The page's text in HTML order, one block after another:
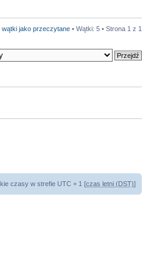
jako przeczytane • Wątki: 5 • Strona 1 z 1
czasy w strefie UTC + 1 [czas letni (DST)]